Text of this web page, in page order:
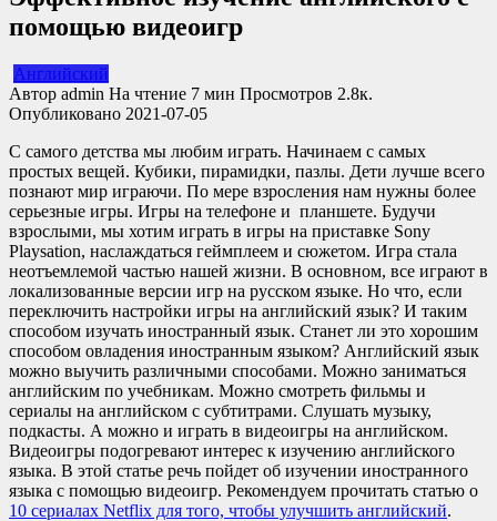
помощью видеоигр
Английский
Автор admin На чтение 7 мин Просмотров 2.8к.
Опубликовано 2021-07-05
С самого детства мы любим играть. Начинаем с самых
простых вещей. Кубики, пирамидки, пазлы. Дети лучше всего
познают мир играючи. По мере взросления нам нужны более
серьезные игры. Игры на телефоне и планшете. Будучи
взрослыми, мы хотим играть в игры на приставке Sony
Playsation, наслаждаться геймплеем и сюжетом. Игра стала
неотъемлемой частью нашей жизни. В основном, все играют в
локализованные версии игр на русском языке. Но что, если
переключить настройки игры на английский язык? И таким
способом изучать иностранный язык. Станет ли это хорошим
способом овладения иностранным языком? Английский язык
можно выучить различными способами. Можно заниматься
английским по учебникам. Можно смотреть фильмы и
сериалы на английском с субтитрами. Слушать музыку,
подкасты. А можно и играть в видеоигры на английском.
Видеоигры подогревают интерес к изучению английского
языка. В этой статье речь пойдет об изучении иностранного
языка с помощью видеоигр. Рекомендуем прочитать статью о
10 сериалах Netflix для того, чтобы улучшить английский.